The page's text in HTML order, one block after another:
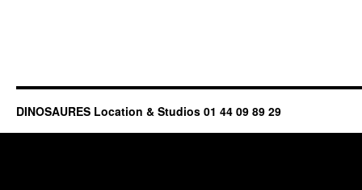
DINOSAURES Location & Studios 01 44 09 89 29